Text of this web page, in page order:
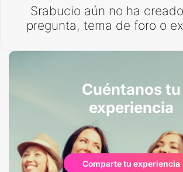
Srabucio aún no ha
pregunta, tema de foro o
Cuéntanos tu
experiencia
Comparte tu experiencia